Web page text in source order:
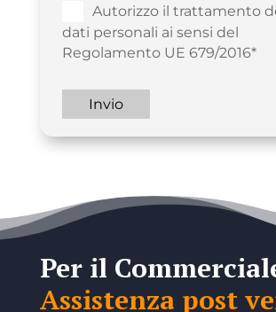
Autorizzo il trattamento
dati personali ai sensi del
Regolamento UE 679/2016*
Invio
Per il
Assistenza post